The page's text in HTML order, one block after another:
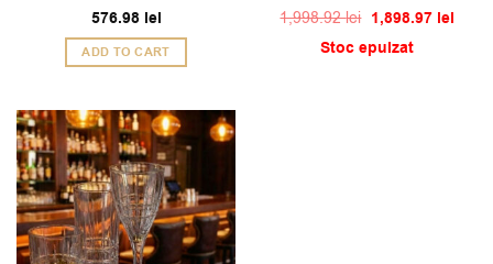
576.98 lei
ADD TO CART
1,998.92lei Prețul
inițial
a
fost:
1,898.97 leiPrețul
Stoc epuizat